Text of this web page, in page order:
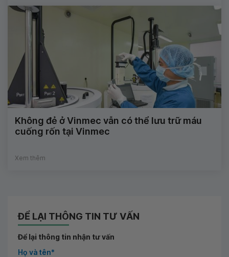
Không đẻ ở Vinmec vẫn có thể lưu trữ máu
cuống rốn tại Vinmec
Xem thêm
ĐỂ LẠI THÔNG TIN TƯ VẤN
Để lại thông tin nhận tư vấn
Họ và tên*